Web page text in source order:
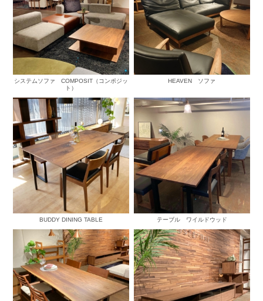
システムソファ COMPOSIT（コンポジッ
ト）
HEAVEN ソファ
BUDDY DINING TABLE テーブル ワイルドウッド